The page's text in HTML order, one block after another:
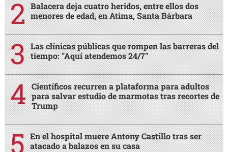
Balacera deja cuatro heridos, entre ellos dos
menores de edad, en Atima, Santa Bárbara
Las clínicas públicas que rompen las barreras del
tiempo: "Aquí atendemos 24/7"
Científicos recurren a plataforma para adultos
para salvar estudio de marmotas tras recortes de
Trump
En el hospital muere Antony Castillo tras ser
atacado a balazos en su casa